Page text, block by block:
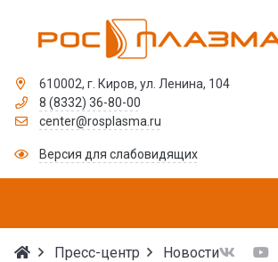
610002, г. Киров, ул. Ленина, 104
8 (8332) 36-80-00
center@rosplasma.ru
Версия для слабовидящих
Пресс-центр
Новости